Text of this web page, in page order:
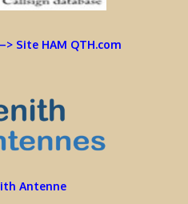
Site HAM QTH.com
Antenne